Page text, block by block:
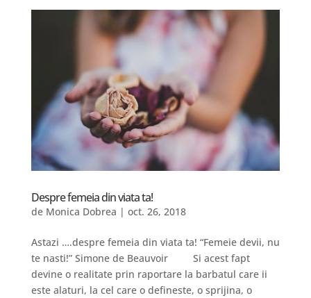
Despre femeia din viata ta!
de Monica Dobrea | oct. 26, 2018
Astazi ….despre femeia din viata ta! “Femeie devii, nu
te nasti!” Simone de Beauvoir Si acest fapt
devine o realitate prin raportare la barbatul care ii
este alaturi, la cel care o defineste, o sprijina, o